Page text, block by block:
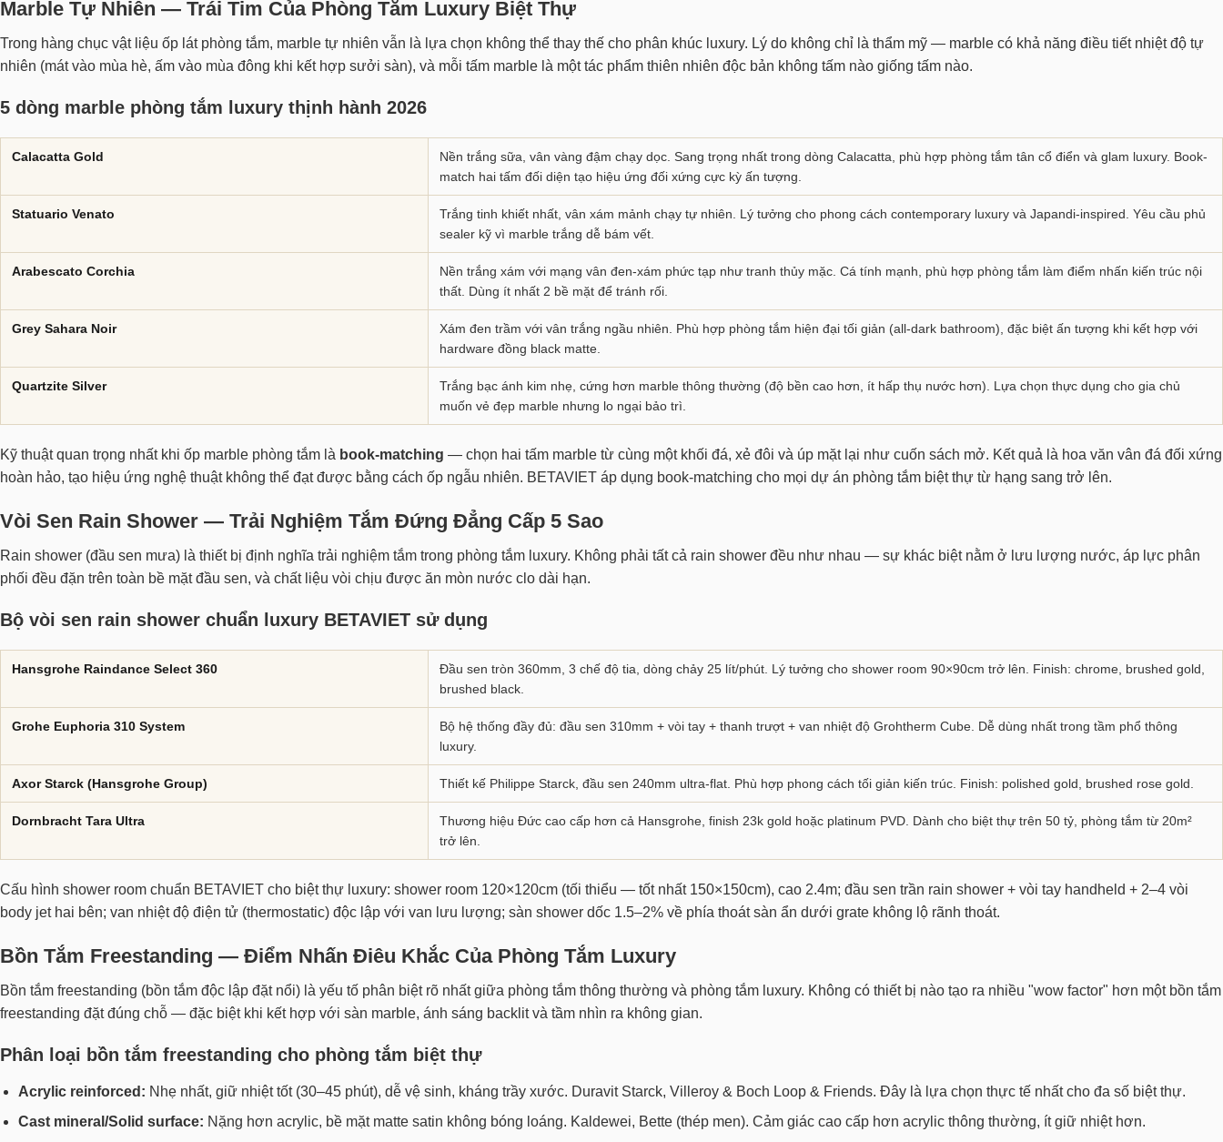
Marble Tự Nhiên — Trái Tim Của Phòng Tắm Luxury Biệt Thự
Trong hàng chục vật liệu ốp lát phòng tắm, marble tự nhiên vẫn là lựa chọn không thể thay thế cho phân khúc luxury. Lý do không chỉ là thẩm mỹ — marble có khả năng điều tiết nhiệt độ tự
nhiên (mát vào mùa hè, ấm vào mùa đông khi kết hợp sưởi sàn), và mỗi tấm marble là một tác phẩm thiên nhiên độc bản không tấm nào giống tấm nào.
5 dòng marble phòng tắm luxury thịnh hành 2026
Calacatta Gold
Nền trắng sữa, vân vàng đậm chạy dọc. Sang trọng nhất trong dòng Calacatta, phù hợp phòng tắm tân cổ điển và glam luxury. Book-
match hai tấm đối diện tạo hiệu ứng đối xứng cực kỳ ấn tượng.
Statuario Venato
Trắng tinh khiết nhất, vân xám mảnh chạy tự nhiên. Lý tưởng cho phong cách contemporary luxury và Japandi-inspired. Yêu cầu phủ
sealer kỹ vì marble trắng dễ bám vết.
Arabescato Corchia
Nền trắng xám với mạng vân đen-xám phức tạp như tranh thủy mặc. Cá tính mạnh, phù hợp phòng tắm làm điểm nhấn kiến trúc nội
thất. Dùng ít nhất 2 bề mặt để tránh rối.
Grey Sahara Noir
Xám đen trầm với vân trắng ngầu nhiên. Phù hợp phòng tắm hiện đại tối giản (all-dark bathroom), đặc biệt ấn tượng khi kết hợp với
hardware đồng black matte.
Quartzite Silver
Trắng bạc ánh kim nhẹ, cứng hơn marble thông thường (độ bền cao hơn, ít hấp thụ nước hơn). Lựa chọn thực dụng cho gia chủ
muốn vẻ đẹp marble nhưng lo ngại bảo trì.
Kỹ thuật quan trọng nhất khi ốp marble phòng tắm là book-matching — chọn hai tấm marble từ cùng một khối đá, xẻ đôi và úp mặt lại như cuốn sách mở. Kết quả là hoa văn vân đá đối xứng
hoàn hảo, tạo hiệu ứng nghệ thuật không thể đạt được bằng cách ốp ngẫu nhiên. BETAVIET áp dụng book-matching cho mọi dự án phòng tắm biệt thự từ hạng sang trở lên.
Vòi Sen Rain Shower — Trải Nghiệm Tắm Đứng Đẳng Cấp 5 Sao
Rain shower (đầu sen mưa) là thiết bị định nghĩa trải nghiệm tắm trong phòng tắm luxury. Không phải tất cả rain shower đều như nhau — sự khác biệt nằm ở lưu lượng nước, áp lực phân
phối đều đặn trên toàn bề mặt đầu sen, và chất liệu vòi chịu được ăn mòn nước clo dài hạn.
Bộ vòi sen rain shower chuẩn luxury BETAVIET sử dụng
Hansgrohe Raindance Select 360
Đầu sen tròn 360mm, 3 chế độ tia, dòng chảy 25 lít/phút. Lý tưởng cho shower room 90×90cm trở lên. Finish: chrome, brushed gold,
brushed black.
Grohe Euphoria 310 System
Bộ hệ thống đầy đủ: đầu sen 310mm + vòi tay + thanh trượt + van nhiệt độ Grohtherm Cube. Dễ dùng nhất trong tầm phổ thông
luxury.
Axor Starck (Hansgrohe Group) Thiết kế Philippe Starck, đầu sen 240mm ultra-flat. Phù hợp phong cách tối giản kiến trúc. Finish: polished gold, brushed rose gold.
Dornbracht Tara Ultra
Thương hiệu Đức cao cấp hơn cả Hansgrohe, finish 23k gold hoặc platinum PVD. Dành cho biệt thự trên 50 tỷ, phòng tắm từ 20m²
trở lên.
Cấu hình shower room chuẩn BETAVIET cho biệt thự luxury: shower room 120×120cm (tối thiểu — tốt nhất 150×150cm), cao 2.4m; đầu sen trần rain shower + vòi tay handheld + 2–4 vòi
body jet hai bên; van nhiệt độ điện tử (thermostatic) độc lập với van lưu lượng; sàn shower dốc 1.5–2% về phía thoát sàn ẩn dưới grate không lộ rãnh thoát.
Bồn Tắm Freestanding — Điểm Nhấn Điêu Khắc Của Phòng Tắm Luxury
Bồn tắm freestanding (bồn tắm độc lập đặt nổi) là yếu tố phân biệt rõ nhất giữa phòng tắm thông thường và phòng tắm luxury. Không có thiết bị nào tạo ra nhiều "wow factor" hơn một bồn tắm
freestanding đặt đúng chỗ — đặc biệt khi kết hợp với sàn marble, ánh sáng backlit và tầm nhìn ra không gian.
Phân loại bồn tắm freestanding cho phòng tắm biệt thự
Acrylic reinforced: Nhẹ nhất, giữ nhiệt tốt (30–45 phút), dễ vệ sinh, kháng trầy xước. Duravit Starck, Villeroy & Boch Loop & Friends. Đây là lựa chọn thực tế nhất cho đa số biệt thự.
Cast mineral/Solid surface: Nặng hơn acrylic, bề mặt matte satin không bóng loáng. Kaldewei, Bette (thép men). Cảm giác cao cấp hơn acrylic thông thường, ít giữ nhiệt hơn.